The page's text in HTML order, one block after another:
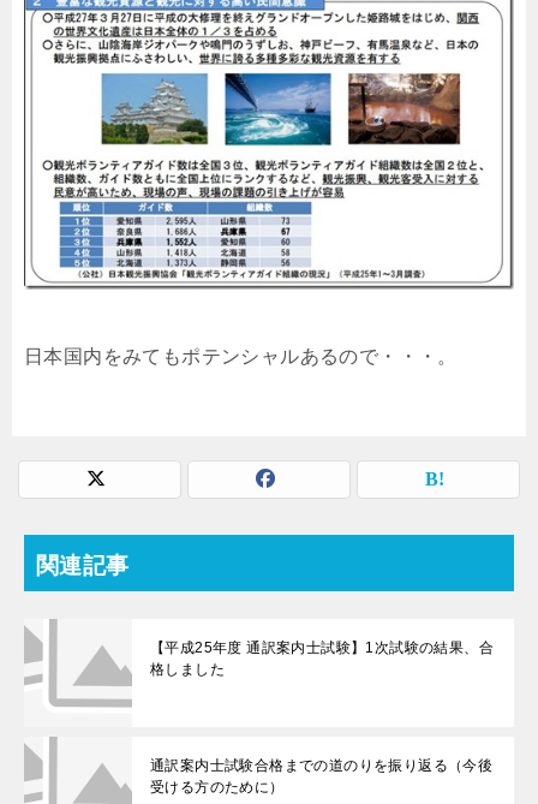
日本国内をみてもポテンシャルあるので・・・。
関連記事
【平成25年度 通訳案内士試験】1次試験の結果、合
格しました
通訳案内士試験合格までの道のりを振り返る（今後
受ける方のために）